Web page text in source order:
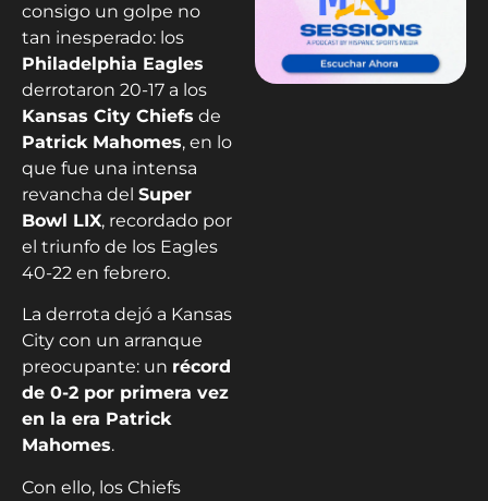
consigo un golpe no
tan inesperado: los
Philadelphia Eagles
derrotaron 20-17 a los
Kansas City Chiefs de
Patrick Mahomes, en lo
que fue una intensa
revancha del Super
Bowl LIX, recordado por
el triunfo de los Eagles
40-22 en febrero.
La derrota dejó a Kansas
City con un arranque
preocupante: un récord
de 0-2 por primera vez
en la era Patrick
Mahomes.
Con ello, los Chiefs